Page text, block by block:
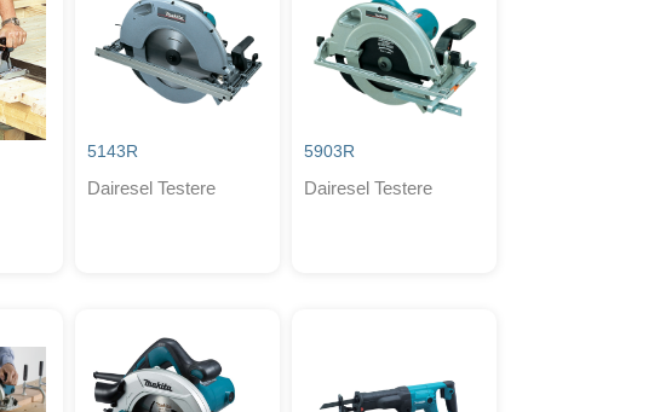
5143R
Dairesel Testere
5903R
Dairesel Testere